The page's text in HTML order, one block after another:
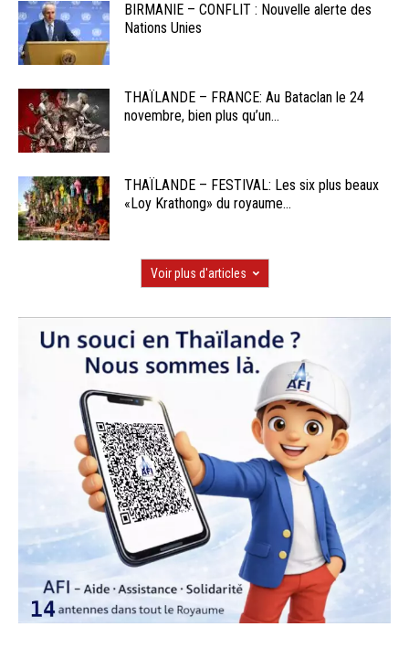
BIRMANIE – CONFLIT : Nouvelle alerte des
Nations Unies
THAÏLANDE – FRANCE: Au Bataclan le 24
novembre, bien plus qu’un...
THAÏLANDE – FESTIVAL: Les six plus beaux
«Loy Krathong» du royaume...
Voir plus d'articles